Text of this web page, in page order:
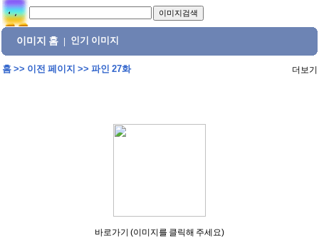
이미지 홈 인기 이미지
홈>> 이전 페이지 >> 파인 27화 더보기
바로가기 (이미지를 클릭해 주세요)